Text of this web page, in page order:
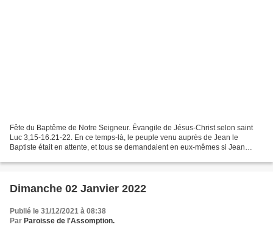
Fête du Baptême de Notre Seigneur. Évangile de Jésus-Christ selon saint
Luc 3,15-16.21-22. En ce temps-là, le peuple venu auprès de Jean le
Baptiste était en attente, et tous se demandaient en eux-mêmes si Jean
Dimanche 02 Janvier 2022
Publié le 31/12/2021 à 08:38
Par Paroisse de l'Assomption.